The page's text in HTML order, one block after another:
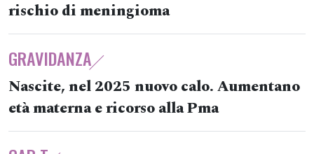
rischio di meningioma
GRAVIDANZA
Nascite, nel 2025 nuovo calo. Aumentano
età materna e ricorso alla Pma